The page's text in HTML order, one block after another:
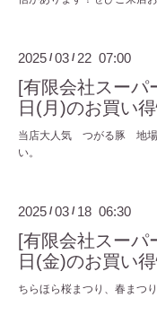
2025 /03 / 22 07:00
[有限会社スーパ
日(月)のお買い
当店大人気 つがる豚 地場
い。
2025 /03 / 18 06:30
[有限会社スーパ
日(金)のお買い
ちらほら桜まつり、春まつ